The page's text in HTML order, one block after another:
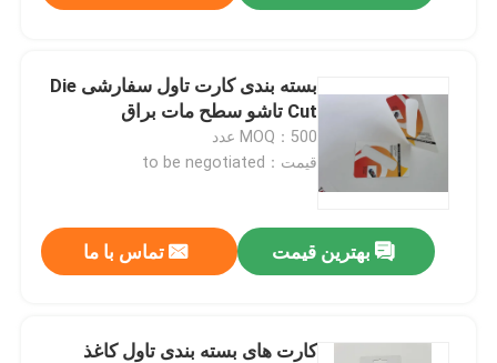
بسته بندی کارت تاول سفارشی Die
Cut تاشو سطح مات براق
MOQ：500 عدد
قیمت：to be negotiated
بهترین قیمت تماس با ما
کارت های بسته بندی تاول کاغذ